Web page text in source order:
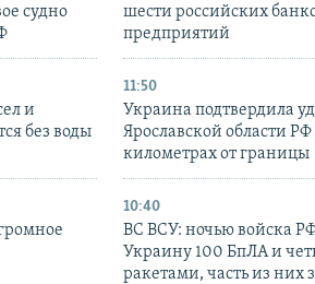
судно
шести российских
предприятий
и
без воды
11:50
Украина подтвердила
Ярославской области РФ
километрах от границы
10:40
ВС ВСУ: ночью войска
Украину 100 БпЛА и
ракетами, часть из них